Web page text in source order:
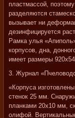
пластмассой,
разделяются
вызывает ни
дезинфицируется
Рамка улья
корпусов, дна,
имеет размеры
3. Журнал
«Корпуса
стенок 25 мм.
планками 20x10 мм,
олифой.